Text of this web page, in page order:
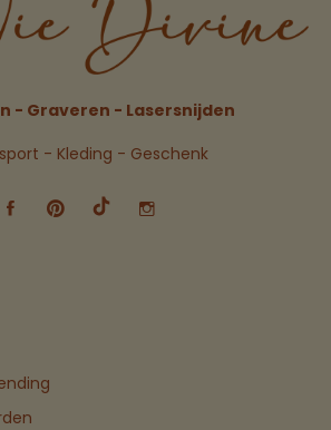
- Graveren - Lasersnijden
- Kleding - Geschenk